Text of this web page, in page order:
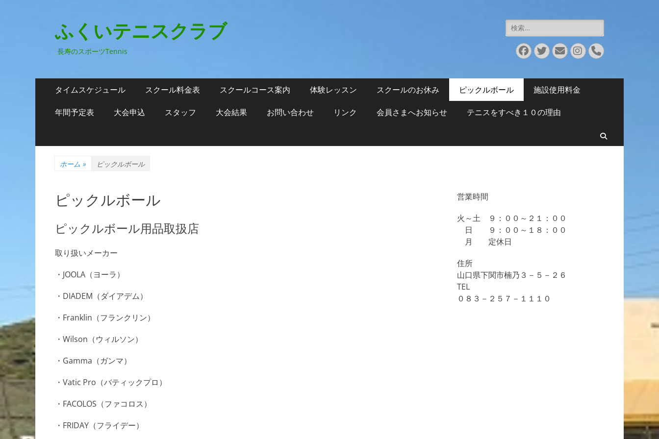
ふくいテニスクラブ
長寿のスポーツTennis
検
索:
Facebook
Twitter
メ
ー
Instagram
電
話
メ
ン
ー
タイムスケジュール スクール料金表 スクールコース案内 体験レッスン スクールのお休み ピックルボール 施設使用料金
年間予定表 大会申込 スタッフ 大会結果 お問い合わせ リンク 会員さまへお知らせ テニスをすべき１０の理由
ホーム » ピックルボール
ピックルボール
ピックルボール用品取扱店
取り扱いメーカー
・JOOLA（ヨーラ）
・DIADEM（ダイアデム）
・Franklin（フランクリン）
・Wilson（ウィルソン）
・Gamma（ガンマ）
・Vatic Pro（バティックプロ）
・FACOLOS（ファコロス）
・FRIDAY（フライデー）
営業時間
火～土 ９：００～２１：００
日 ９：００～１８：００
月 定休日
住所
山口県下関市楠乃３－５－２６
TEL
０８３－２５７－１１１０